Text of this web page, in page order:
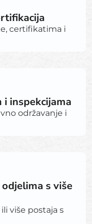
certifikatima i
inspekcijama
održavanje i
s više
više postaja s